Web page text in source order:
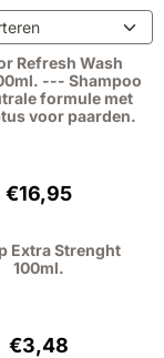
Refresh Wash
--- Shampoo
formule met
voor paarden.
Prijs: 16,95,
€16,95
Extra Strenght
100ml.
Prijs: 3,48,
€3,48